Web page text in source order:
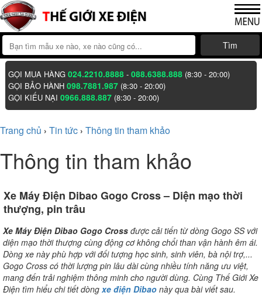
Tìm
GỌI MUA HÀNG024.2210.8888 -088.6388.888 (8:30 - 20:00)
GỌI BẢO HÀNH098.7881.987 (8:30 - 20:00)
GỌI KIẾU NẠI0966.888.887 (8:30 - 20:00)
Trang chủ › Tin tức › Thông tin tham khảo
Thông tin tham khảo
Xe Máy Điện Dibao Gogo Cross – Diện mạo thời
thượng, pin trâu
Xe Máy Điện Dibao Gogo Cross được cải tiến từ dòng Gogo SS với
diện mạo thời thượng cùng động cơ không chổi than vận hành êm ái.
Dòng xe này phù hợp với đối tượng học sinh, sinh viên, bà nội trợ,...
Gogo Cross có thời lượng pin lâu dài cùng nhiều tính năng ưu việt,
mang đến trải nghiệm thông minh cho người dùng. Cùng Thế Giới Xe
Điện tìm hiểu chi tiết dòng xe điện Dibao này qua bài viết sau.